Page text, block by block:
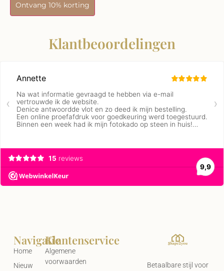
Ontvang 10% korting
Klantbeoordelingen
Betaalbare stijl voor
Klantenservice
Algemene
voorwaarden
Navigatie
Home
Nieuw